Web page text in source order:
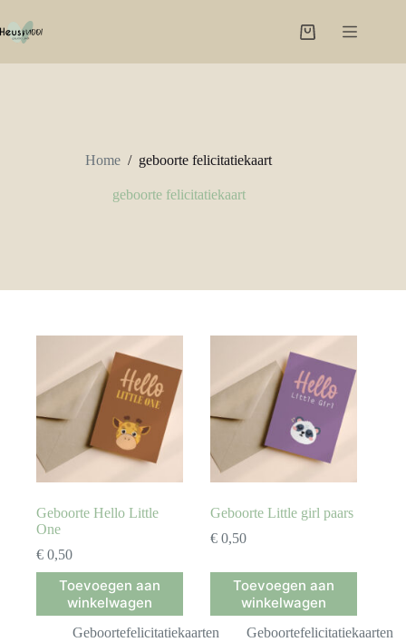
de
Winkelwagen
Home / geboorte felicitatiekaart
geboorte felicitatiekaart
Geboorte Hello Little
One
€ 0,50
Toevoegen aan
winkelwagen
Geboortefelicitatiekaarten
Geboorte Little girl paars
€ 0,50
Toevoegen aan
winkelwagen
Geboortefelicitatiekaarten